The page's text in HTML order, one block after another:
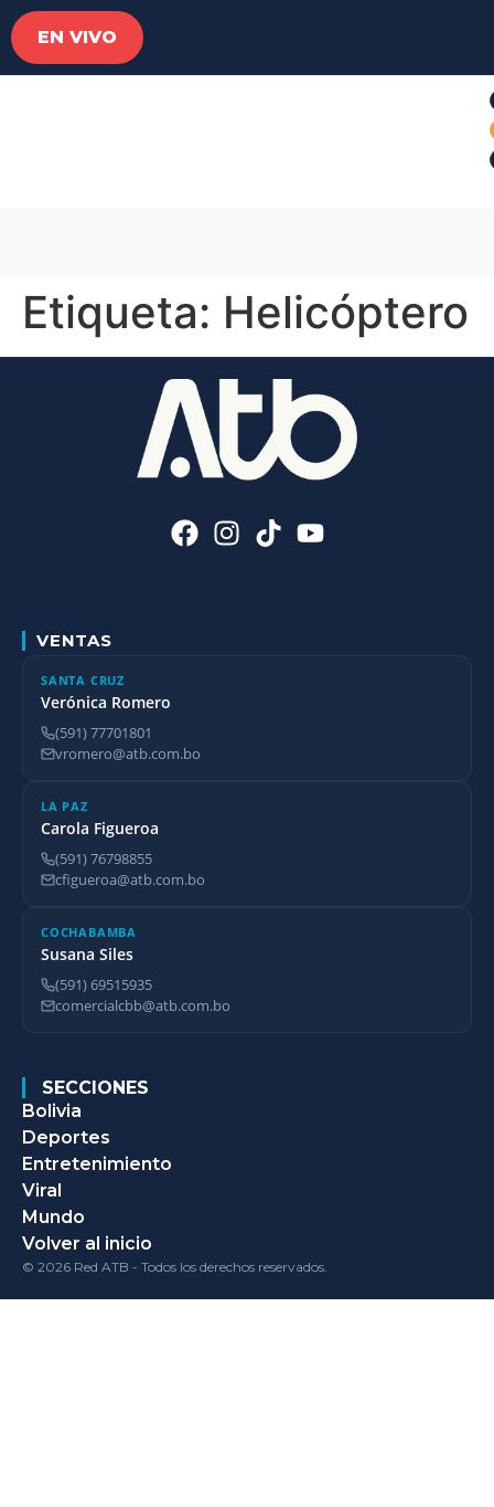
EN VIVO
Etiqueta: Helicóptero
VENTAS
SANTA CRUZ
Verónica Romero
(591) 77701801
vromero@atb.com.bo
LA PAZ
Carola Figueroa
(591) 76798855
cfigueroa@atb.com.bo
COCHABAMBA
Susana Siles
(591) 69515935
comercialcbb@atb.com.bo
SECCIONES
Bolivia
Deportes
Entretenimiento
Viral
Mundo
Volver al inicio
© 2026 Red ATB - Todos los derechos reservados.